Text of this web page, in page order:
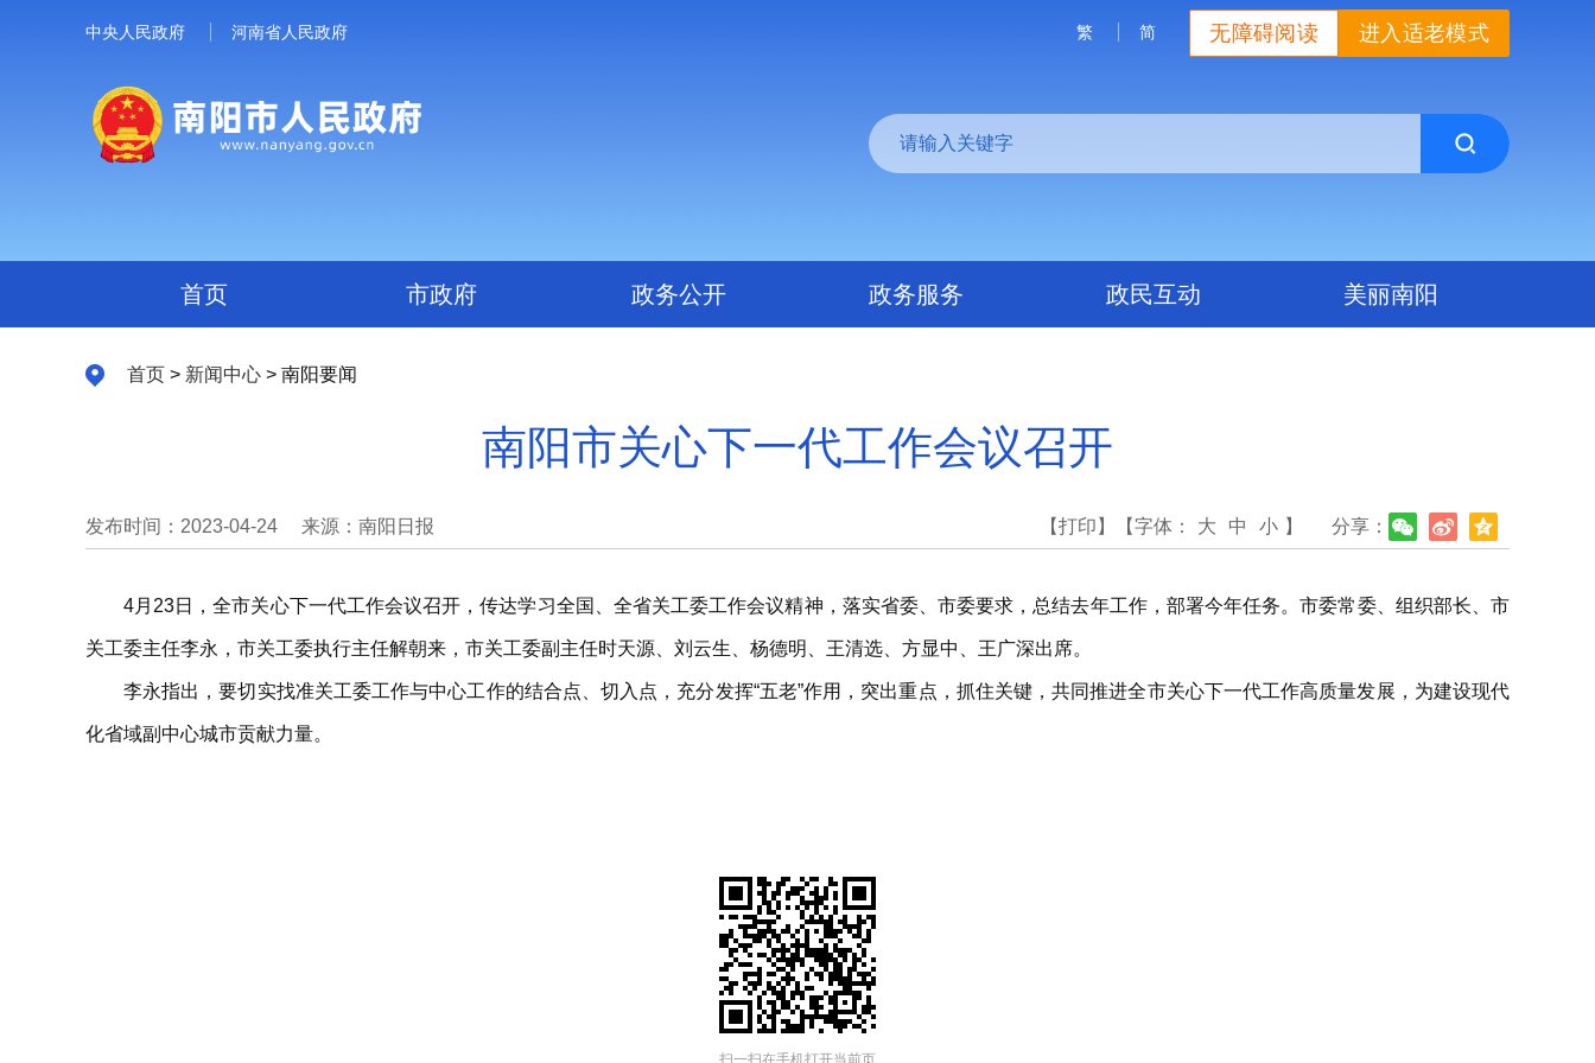
中央人民政府 河南省人民政府 进入适老模式
无障碍阅读
繁 简
首页 市政府 政务公开 政务服务 政民互动 美丽南阳
首页 > 新闻中心 > 南阳要闻
南阳市关心下一代工作会议召开
发布时间：2023-04-24 来源：南阳日报 分享：
【打印】 【字体： 大 中 小 】
4月23日，全市关心下一代工作会议召开，传达学习全国、全省关工委工作会议精神，落实省委、市委要求，总结去年工作，部署今年任务。市委常委、组织部长、市
关工委主任李永，市关工委执行主任解朝来，市关工委副主任时天源、刘云生、杨德明、王清选、方显中、王广深出席。
李永指出，要切实找准关工委工作与中心工作的结合点、切入点，充分发挥“五老”作用，突出重点，抓住关键，共同推进全市关心下一代工作高质量发展，为建设现代
化省域副中心城市贡献力量。
扫一扫在手机打开当前页